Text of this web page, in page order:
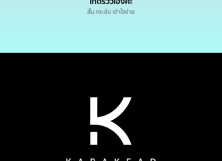
สั้น กระชับ เข้าใจง่าย